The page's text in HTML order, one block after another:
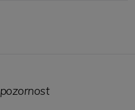
pozornost